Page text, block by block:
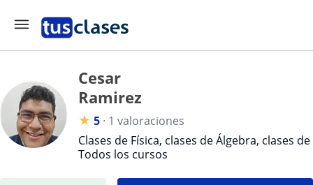
Cesar
Ramirez
★ 5 · 1 valoraciones
Clases de Física, clases de Álgebra, clases de
Todos los cursos